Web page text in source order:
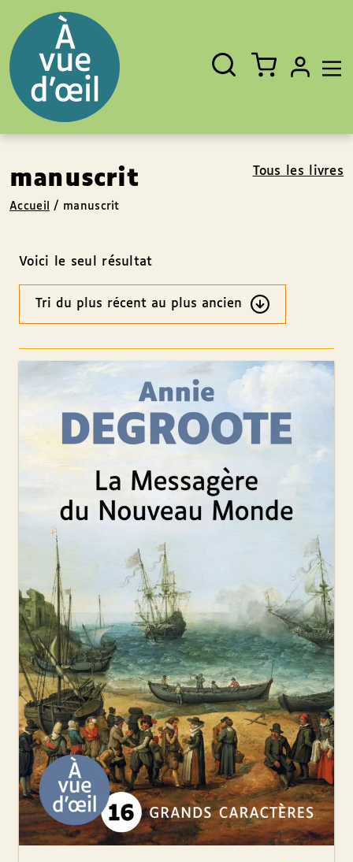
Fermer
Rechercher
un
livre,
un
auteur,
un
EAN
manuscrit Tous les livres
Accueil / manuscrit
Voici le seul résultat
Ordre